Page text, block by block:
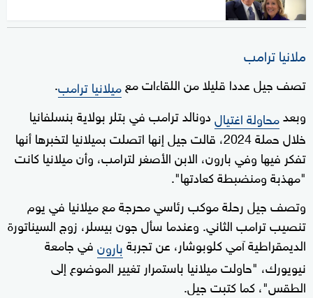
ملانيا ترامب
تصف جيل عددا قليلا من اللقاءات معميلانيا ترامب.
وبعدمحاولة اغتيالدونالد ترامب في بتلر بولاية بنسلفانيا
خلال حملة 2024، قالت جيل إنها اتصلت بميلانيا لتخبرها أنها
تفكر فيها وفي بارون، الابن الأصغر لترامب، وأن ميلانيا كانت
"مهذبة ومنضبطة كعادتها".
وتصف جيل رحلة موكب رئاسي محرجة مع ميلانيا في يوم
تنصيب ترامب الثاني. وعندما سأل جون بيسلر، زوج السيناتورة
الديمقراطية آمي كلوبوشار، عن تجربةبارونفي جامعة
نيويورك، "حاولت ميلانيا باستمرار تغيير الموضوع إلى
الطقس"، كما كتبت جيل.